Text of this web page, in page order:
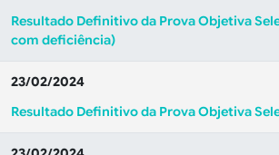
Resultado Definitivo da Prova Objetiva
com deficiência)
23/02/2024
Resultado Definitivo da Prova Objetiva